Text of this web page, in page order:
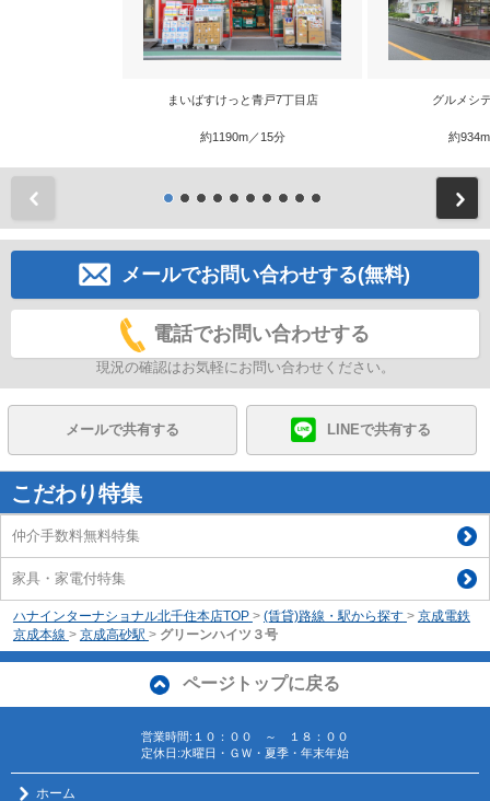
まいばすけっと青戸7丁目店
約1190m／15分
グルメシ
約
メールでお問い合わせする(無料)
電話でお問い合わせする
現況の確認はお気軽にお問い合わせください。
メールで共有する LINEで共有する
こだわり特集
仲介手数料無料特集
家具・家電付特集
ハナインターナショナル北千住本店TOP > (賃貸)路線・駅から探す > 京成電鉄
京成本線 > 京成高砂駅 > グリーンハイツ３号
ページトップに戻る
営業時間:１０：００ ～ １８：００
定休日:水曜日・ＧＷ・夏季・年末年始
ホーム